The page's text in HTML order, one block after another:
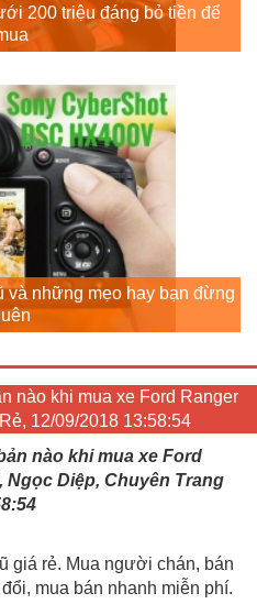
200 triệu đáng bỏ tiền để
và những mẹo hay bạn đừng
nào khi mua xe Ford Ranger
12/09/2018 13:58:54
nào khi mua xe Ford
Ngọc Diệp, Chuyên Trang
giá rẻ. Mua người chán, bán
mua bán nhanh miễn phí.